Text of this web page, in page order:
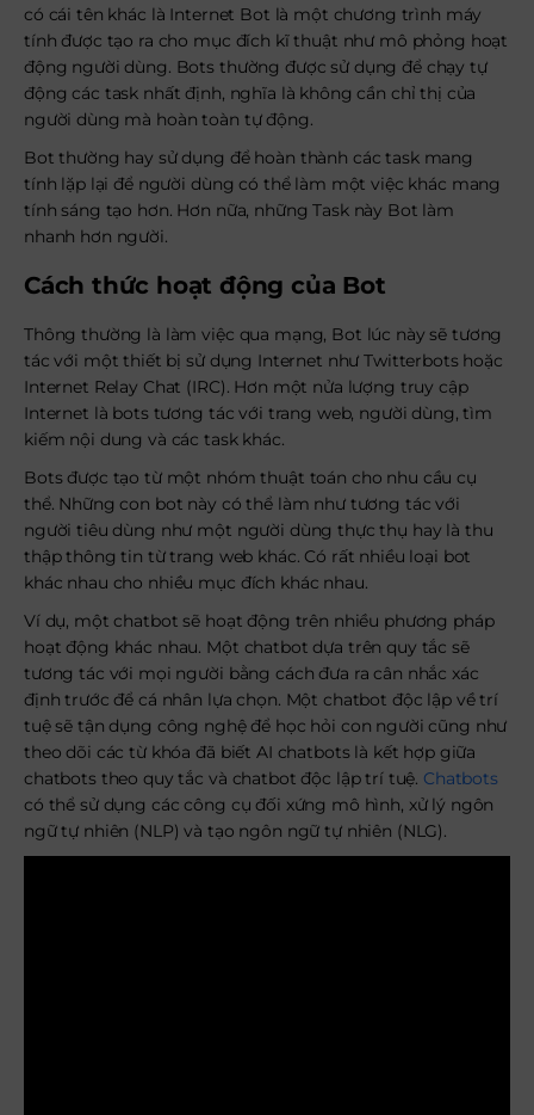
có cái tên khác là Internet Bot là một chương trình máy
tính được tạo ra cho mục đích kĩ thuật như mô phỏng hoạt
động người dùng. Bots thường được sử dụng để chạy tự
động các task nhất định, nghĩa là không cần chỉ thị của
người dùng mà hoàn toàn tự động.
Bot thường hay sử dụng để hoàn thành các task mang
tính lặp lại để người dùng có thể làm một việc khác mang
tính sáng tạo hơn. Hơn nữa, những Task này Bot làm
nhanh hơn người.
Cách thức hoạt động của Bot
Thông thường là làm việc qua mạng, Bot lúc này sẽ tương
tác với một thiết bị sử dụng Internet như Twitterbots hoặc
Internet Relay Chat (IRC). Hơn một nửa lượng truy cập
Internet là bots tương tác với trang web, người dùng, tìm
kiếm nội dung và các task khác.
Bots được tạo từ một nhóm thuật toán cho nhu cầu cụ
thể. Những con bot này có thể làm như tương tác với
người tiêu dùng như một người dùng thực thụ hay là thu
thập thông tin từ trang web khác. Có rất nhiều loại bot
khác nhau cho nhiều mục đích khác nhau.
Ví dụ, một chatbot sẽ hoạt động trên nhiều phương pháp
hoạt động khác nhau. Một chatbot dựa trên quy tắc sẽ
tương tác với mọi người bằng cách đưa ra cân nhắc xác
định trước để cá nhân lựa chọn. Một chatbot độc lập về trí
tuệ sẽ tận dụng công nghệ để học hỏi con người cũng như
theo dõi các từ khóa đã biết AI chatbots là kết hợp giữa
chatbots theo quy tắc và chatbot độc lập trí tuệ. Chatbots
có thể sử dụng các công cụ đối xứng mô hình, xử lý ngôn
ngữ tự nhiên (NLP) và tạo ngôn ngữ tự nhiên (NLG).